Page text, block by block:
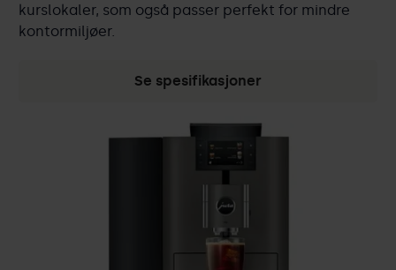
kurslokaler, som også passer perfekt for mindre
kontormiljøer.
Se spesifikasjoner